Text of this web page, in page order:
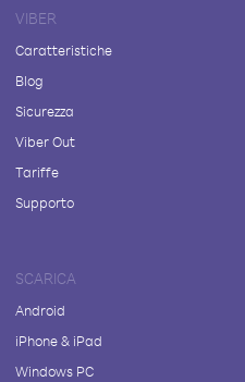
VIBER
Caratteristiche
Blog
Sicurezza
Viber Out
Tariffe
Supporto
SCARICA
Android
iPhone & iPad
Windows PC